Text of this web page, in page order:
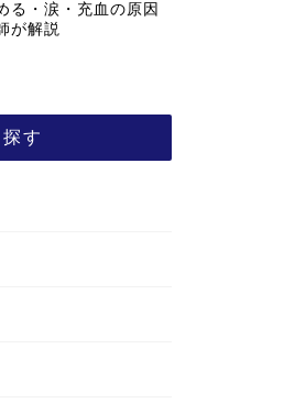
る・涙・充血の原因
が解説
す